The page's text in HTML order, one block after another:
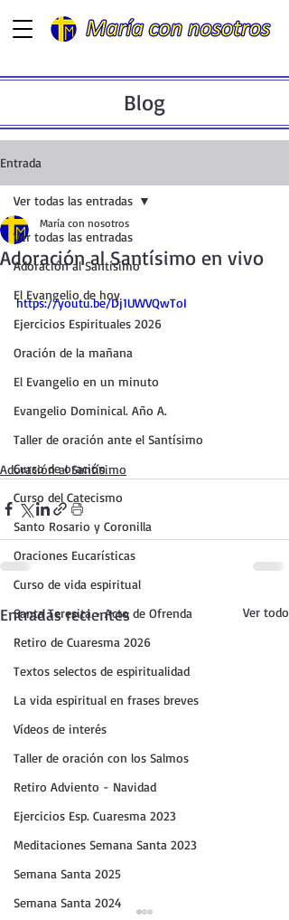
Blog
Entrada
Ver todas las entradas
Adoración al Santísimo
El Evangelio de hoy
Ejercicios Espirituales 2026
Oración de la mañana
El Evangelio en un minuto
Evangelio Dominical. Año A.
Taller de oración ante el Santísimo
Curso de oración
Curso del Catecismo
Santo Rosario y Coronilla
Oraciones Eucarísticas
Curso de vida espiritual
Santa Teresita - Acto de Ofrenda
Retiro de Cuaresma 2026
Textos selectos de espiritualidad
La vida espiritual en frases breves
Vídeos de interés
Taller de oración con los Salmos
Retiro Adviento - Navidad
Ejercicios Esp. Cuaresma 2023
Meditaciones Semana Santa 2023
Semana Santa 2025
Semana Santa 2024
Ver todas las entradas
Adoración al Santísimo en vivo
María con nosotros
https://youtu.be/Dj1UWVQwToI
Adoración al Santísimo
Entradas recientes Ver todo